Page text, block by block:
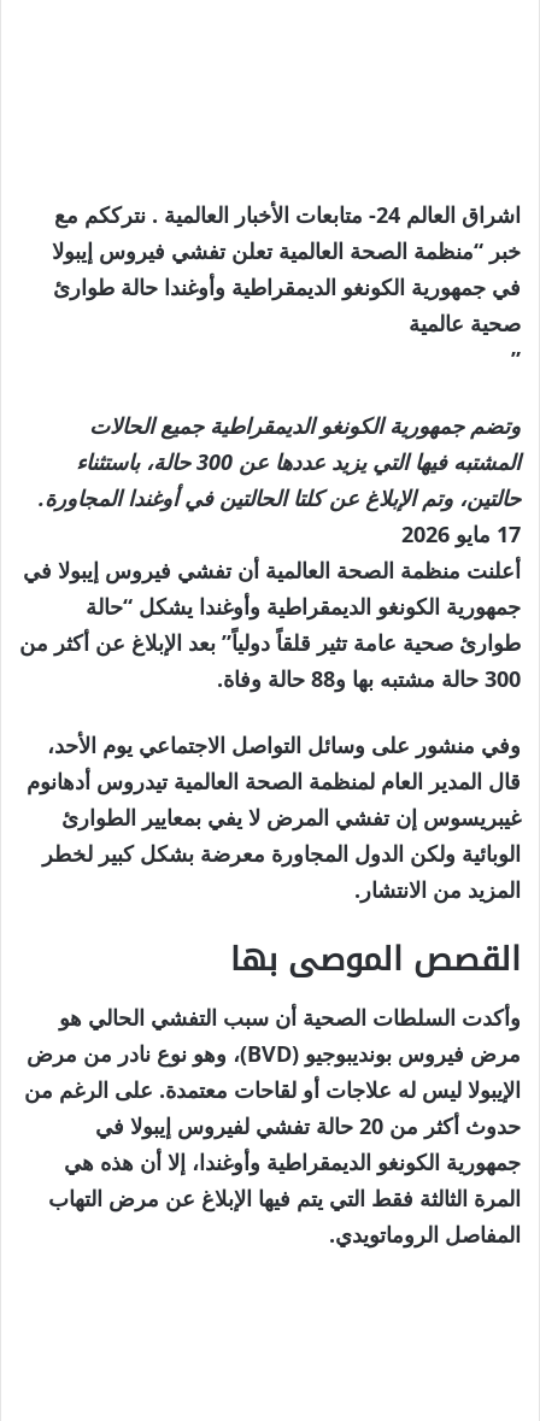
اشراق العالم 24- متابعات الأخبار العالمية . نترككم مع
خبر “منظمة الصحة العالمية تعلن تفشي فيروس إيبولا
في جمهورية الكونغو الديمقراطية وأوغندا حالة طوارئ
صحية عالمية
”
وتضم جمهورية الكونغو الديمقراطية جميع الحالات
المشتبه فيها التي يزيد عددها عن 300 حالة، باستثناء
حالتين، وتم الإبلاغ عن كلتا الحالتين في أوغندا المجاورة.
نُشرت
في
17
مايو
2026
17 مايو 2026
أعلنت منظمة الصحة العالمية أن تفشي فيروس إيبولا في
جمهورية الكونغو الديمقراطية وأوغندا يشكل “حالة
طوارئ صحية عامة تثير قلقاً دولياً” بعد الإبلاغ عن أكثر من
300 حالة مشتبه بها و88 حالة وفاة.
وفي منشور على وسائل التواصل الاجتماعي يوم الأحد،
قال المدير العام لمنظمة الصحة العالمية تيدروس أدهانوم
غيبريسوس إن تفشي المرض لا يفي بمعايير الطوارئ
الوبائية ولكن الدول المجاورة معرضة بشكل كبير لخطر
المزيد من الانتشار.
القصص الموصى بها
قائمة
من
3
عناصر
نهاية
القائمة
وأكدت السلطات الصحية أن سبب التفشي الحالي هو
مرض فيروس بونديبوجيو (BVD)، وهو نوع نادر من مرض
الإيبولا ليس له علاجات أو لقاحات معتمدة. على الرغم من
حدوث أكثر من 20 حالة تفشي لفيروس إيبولا في
جمهورية الكونغو الديمقراطية وأوغندا، إلا أن هذه هي
المرة الثالثة فقط التي يتم فيها الإبلاغ عن مرض التهاب
المفاصل الروماتويدي.